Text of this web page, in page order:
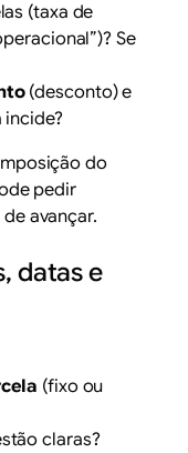
(taxa de
Se
(desconto) e
incide?
do
pedir
avançar.
datas e
(fixo ou
claras?